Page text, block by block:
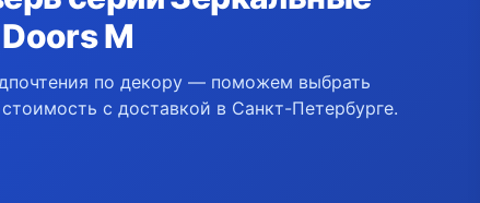
M
по декору — поможем выбрать
с доставкой в Санкт-Петербурге.